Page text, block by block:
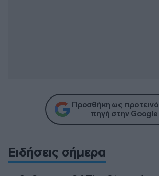
Προσθήκη ως
πηγή στην Google
Ειδήσεις σήμερα